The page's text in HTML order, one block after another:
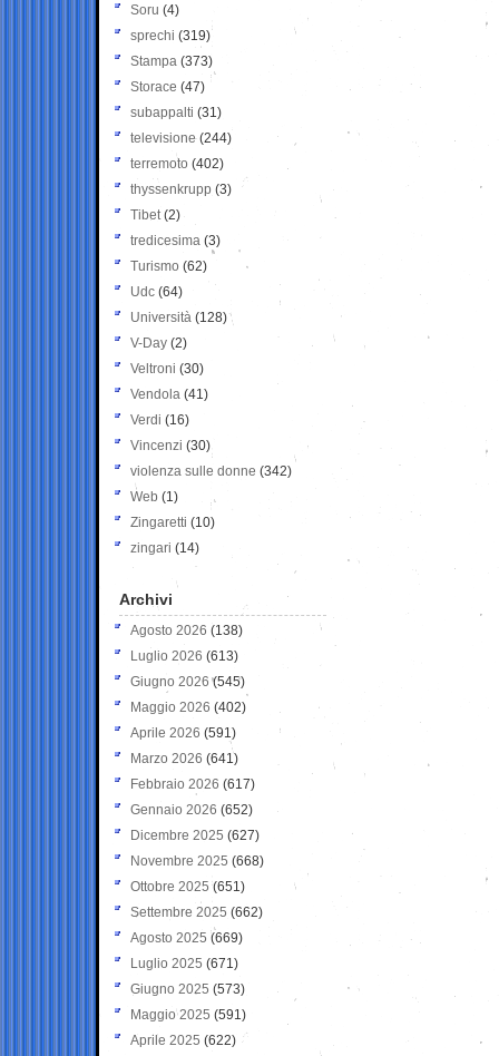
Soru (4)
sprechi (319)
Stampa (373)
Storace (47)
subappalti (31)
televisione(244)
terremoto (402)
thyssenkrupp (3)
Tibet(2)
tredicesima (3)
Turismo (62)
Udc (64)
Università (128)
V-Day (2)
Veltroni (30)
Vendola (41)
Verdi (16)
Vincenzi (30)
violenza sulle donne (342)
Web (1)
Zingaretti (10)
zingari (14)
Archivi
Agosto 2026 (138)
Luglio 2026 (613)
Giugno 2026 (545)
Maggio 2026 (402)
Aprile 2026 (591)
Marzo 2026 (641)
Febbraio 2026 (617)
Gennaio 2026 (652)
Dicembre 2025 (627)
Novembre 2025 (668)
Ottobre 2025 (651)
Settembre 2025 (662)
Agosto 2025 (669)
Luglio 2025 (671)
Giugno 2025 (573)
Maggio 2025 (591)
Aprile 2025 (622)